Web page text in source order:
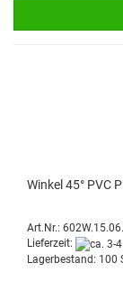
Win­kel 45° PVC
Art.Nr.:
Lieferzeit:
Lagerbestand: 100